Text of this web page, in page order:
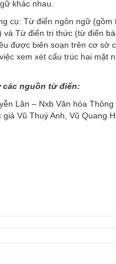
khác nhau.
cụ: Từ điển ngôn ngữ
Từ điển tri thức (từ điển
được biên soạn trên cơ sở
xem xét cấu trúc hai mặt
các nguồn từ điển:
Lân – Nxb Văn hóa
Vũ Thuý Anh, Vũ Quang